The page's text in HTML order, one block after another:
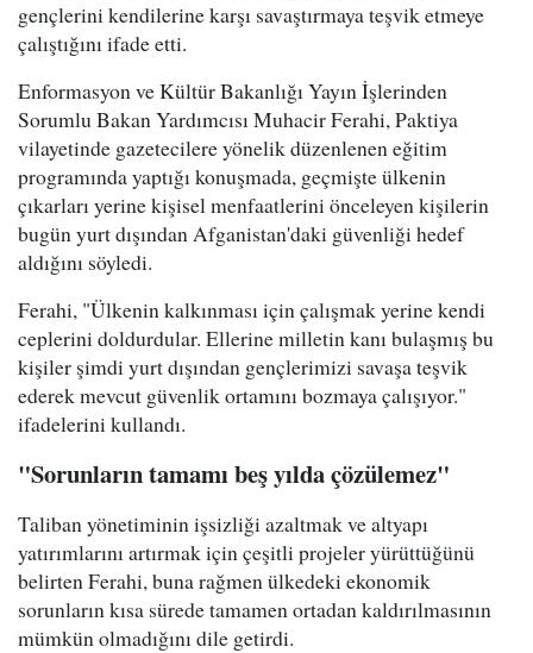
gençlerini kendilerine karşı savaştırmaya teşvik etmeye
çalıştığını ifade etti.
Enformasyon ve Kültür Bakanlığı Yayın İşlerinden
Sorumlu Bakan Yardımcısı Muhacir Ferahi, Paktiya
vilayetinde gazetecilere yönelik düzenlenen eğitim
programında yaptığı konuşmada, geçmişte ülkenin
çıkarları yerine kişisel menfaatlerini önceleyen kişilerin
bugün yurt dışından Afganistan'daki güvenliği hedef
aldığını söyledi.
Ferahi, "Ülkenin kalkınması için çalışmak yerine kendi
ceplerini doldurdular. Ellerine milletin kanı bulaşmış bu
kişiler şimdi yurt dışından gençlerimizi savaşa teşvik
ederek mevcut güvenlik ortamını bozmaya çalışıyor."
ifadelerini kullandı.
"Sorunların tamamı beş yılda çözülemez"
Taliban yönetiminin işsizliği azaltmak ve altyapı
yatırımlarını artırmak için çeşitli projeler yürüttüğünü
belirten Ferahi, buna rağmen ülkedeki ekonomik
sorunların kısa sürede tamamen ortadan kaldırılmasının
mümkün olmadığını dile getirdi.